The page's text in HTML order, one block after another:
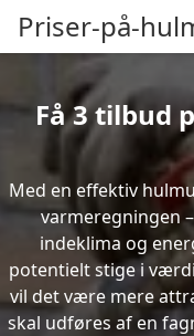
Priser-på-
Få 3 tilbud
Med en effektiv
varmeregningen
indeklima og
potentielt stige i
vil det være mere
skal udføres af en